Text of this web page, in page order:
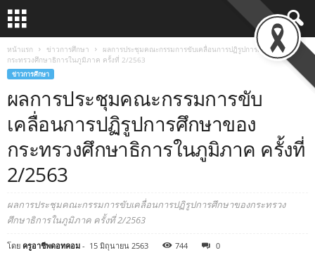
หน้าแรก ข่าวการศึกษา
ผลการประชุมคณะกรรมการขับเคลื่อนการปฏิรูปการศึกษาของ
กระทรวงศึกษาธิการในภูมิภาค ครั้งที่ 2/2563
ข่าวการศึกษา
ผลการประชุมคณะกรรมการขับ
เคลื่อนการปฏิรูปการศึกษาของ
กระทรวงศึกษาธิการในภูมิภาค ครั้งที่
2/2563
ผลการประชุมคณะกรรมการขับเคลื่อนการปฏิรูปการศึกษาของกระทรวง
ศึกษาธิการในภูมิภาค ครั้งที่ 2/2563
โดย ครูอาชีพดอทคอม - 15 มิถุนายน 2563 744 0